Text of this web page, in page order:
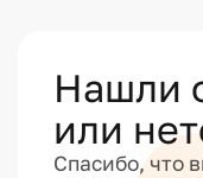
Нашли
или
Спасибо, что